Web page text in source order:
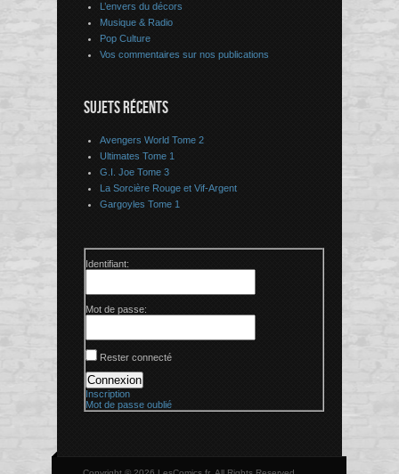
L’envers du décors
Musique & Radio
Pop Culture
Vos commentaires sur nos publications
SUJETS RÉCENTS
Avengers World Tome 2
Ultimates Tome 1
G.I. Joe Tome 3
La Sorcière Rouge et Vif-Argent
Gargoyles Tome 1
Identifiant:
Mot de passe:
Rester connecté
Connexion
Inscription
Mot de passe oublié